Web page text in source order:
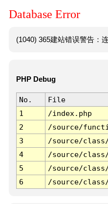
Database Error
(1040) 365建站错误警告：
PHP Debug
No. File
1
/index.php
2
/source/
3
/source/
4
/source/
5
/source/
6
/source/